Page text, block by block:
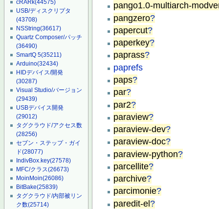
cRARk(44575)
USB/ディスクリプタ
(43708)
NSString(36617)
Quartz Composer/パッチ
(36490)
SmartQ 5(35211)
Arduino(32434)
HIDデバイス/開発
(30287)
Visual Studio/バージョン
(29439)
USBデバイス開発
(29012)
タグクラウド/アクセス数
(28256)
セブン・ステップ・ガイ
ド(28077)
IndivBox.key(27578)
MFC/クラス(26673)
MoinMoin(26086)
BitBake(25839)
タグクラウド/内部被リン
ク数(25714)
pango1.0-multiarch-
pangzero?
papercut?
paperkey?
paprass?
paprefs
paps?
par?
par2?
paraview?
paraview-dev?
paraview-doc?
paraview-python?
parcellite?
parchive?
parcimonie?
paredit-el?